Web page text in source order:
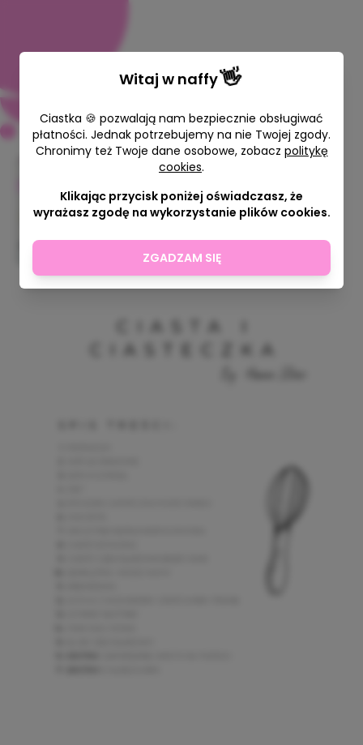
Szalonooka
34,99 zł
Witaj w naffy 👋
Ciastka 🍪 pozwalają nam bezpiecznie obsługiwać
płatności. Jednak potrzebujemy na nie Twojej zgody.
Chronimy też Twoje dane osobowe, zobacz politykę
cookies.
Klikając przycisk poniżej oświadczasz, że
wyrażasz zgodę na wykorzystanie plików cookies.
ZGADZAM SIĘ